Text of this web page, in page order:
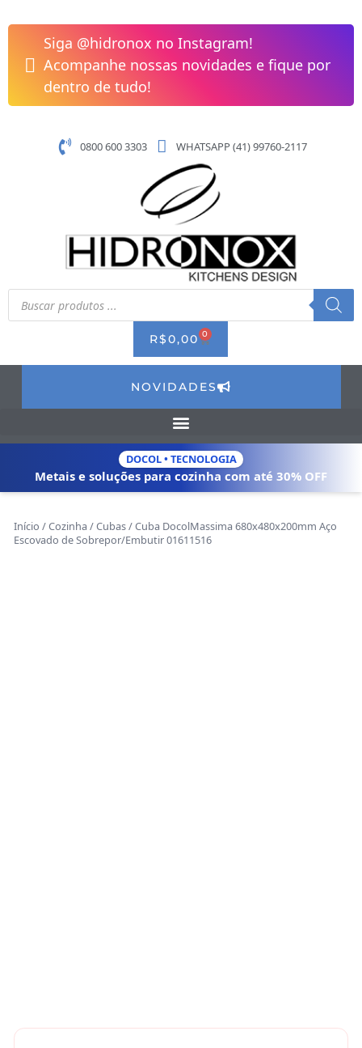
para
conteúdo
Siga @hidronox no Instagram!
Acompanhe nossas novidades e fique por
dentro de tudo!
0800 600 3303 WHATSAPP (41) 99760-2117
Pesquisar
produtos
R$0,00 0 CART
NOVIDADES
DOCOL • TECNOLOGIA
Metais e soluções para cozinha com até 30% OFF
Início /Cozinha /Cubas/ Cuba DocolMassima 680x480x200mm Aço
Escovado de Sobrepor/Embutir 01611516
DocolMassima
680x480x200mm
Aço
Escovado
de
01611516